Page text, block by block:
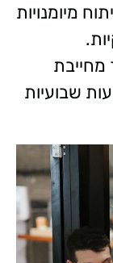
מיומנויות
ומחויבות של כ-10-12 שעות שבועיות